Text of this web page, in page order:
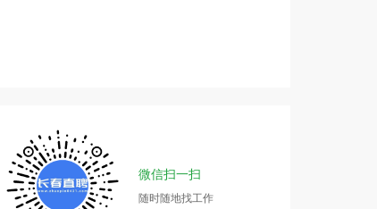
微信扫一扫
随时随地找工作